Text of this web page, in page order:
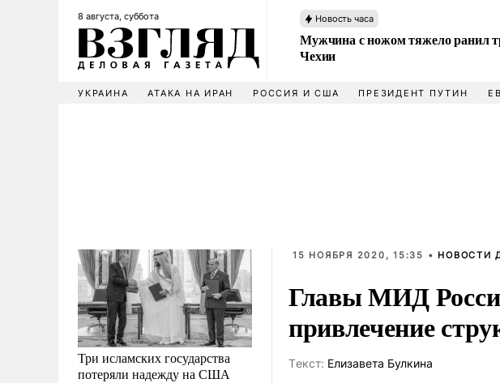
8 августа, суббота Новость часа
Мужчина с ножом тяжело ранил
Чехии
УКРАИНА АТАКА НА ИРАН РОССИЯ И США ПРЕЗИДЕНТ ПУТИН
Три исламских государства
потеряли надежду на США
15 НОЯБРЯ 2020, 15:35 • НОВОСТИ
Главы МИД
привлечение
Tекст: Елизавета Булкина